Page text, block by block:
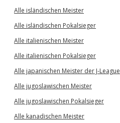
Alle isländischen Meister
Alle isländischen Pokalsieger
Alle italienischen Meister
Alle italienischen Pokalsieger
Alle japanischen Meister der J-League
Alle jugoslawischen Meister
Alle jugoslawischen Pokalsieger
Alle kanadischen Meister